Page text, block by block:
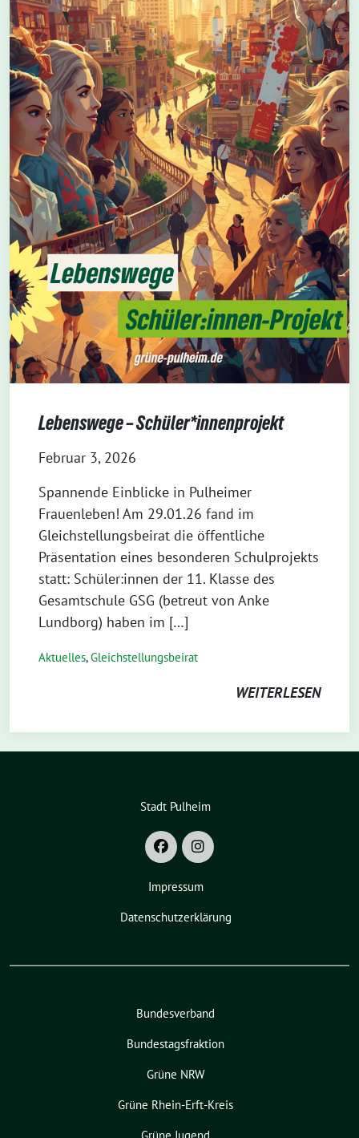
Lebenswege – Schüler*innenprojekt
Februar 3, 2026
Spannende Einblicke in Pulheimer
Frauenleben! Am 29.01.26 fand im
Gleichstellungsbeirat die öffentliche
Präsentation eines besonderen Schulprojekts
statt: Schüler:innen der 11. Klasse des
Gesamtschule GSG (betreut von Anke
Lundborg) haben im […]
Aktuelles,Gleichstellungsbeirat
WEITERLESEN
Stadt Pulheim
Impressum
Datenschutzerklärung
Bundesverband
Bundestagsfraktion
Grüne NRW
Grüne Rhein-Erft-Kreis